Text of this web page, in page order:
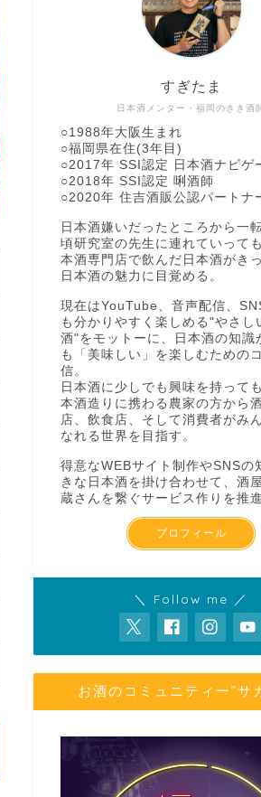
日本酒メンター・福岡のきき酒
すぎたま
○1988年大阪生まれ
○福岡県在住(3年目)
○2017年 SSI認定 日本酒ナビゲ
○2018年 SSI認定 唎酒師
○2020年 住吉酒販公認パートナ
日本酒嫌いだったところから一
頃研究室の先生に連れていって
本酒専門店で飲んだ日本酒がき
日本酒の魅力に目覚める。
現在はYouTube、音声配信、
も分かりやすく楽しめる"やさし
酒"をモットーに、日本酒の知識
も「美味しい」を楽しむための
信。
日本酒に少しでも興味を持って
本酒造りに携わる農家の方から
店、飲食店、そして消費者がみ
なれる世界を目指す。
得意なWEBサイト制作やSNSの
きな日本酒を掛け合わせて、酒
蔵さんを繋ぐサービス作りを推進
プロフィール
＼ Follow me ／
お酒のコミュニティー”サ